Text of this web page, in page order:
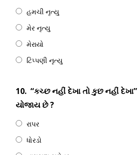
હમચી નૃત્યુ
મેર નૃત્યુ
મેરાયો
ટિપ્પણી નૃત્યુ
10. “કચ્છ નહીં દેખા તો કુછ નહીં
યોજાય છે ?
રાપર
ધોરડો